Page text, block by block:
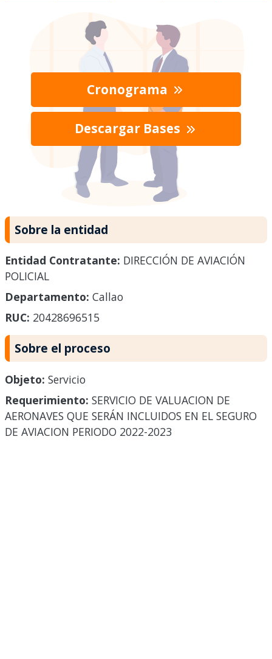
Cronograma
Descargar Bases
Sobre la entidad
Entidad Contratante: DIRECCIÓN DE AVIACIÓN
POLICIAL
Departamento: Callao
RUC: 20428696515
Sobre el proceso
Objeto: Servicio
Requerimiento: SERVICIO DE VALUACION DE
AERONAVES QUE SERÁN INCLUIDOS EN EL SEGURO
DE AVIACION PERIODO 2022-2023